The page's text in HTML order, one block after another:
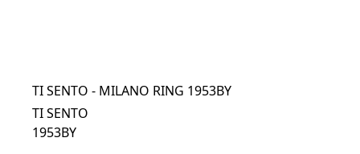
TI SENTO - MILANO RING 1953BY
TI SENTO
1953BY